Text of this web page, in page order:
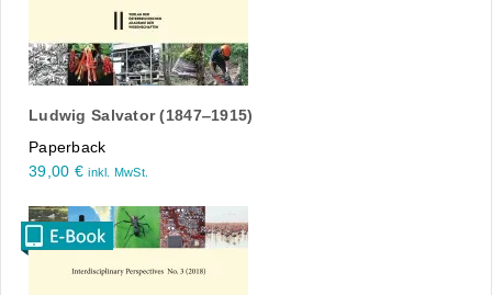
Ludwig Salvator (1847‒1915)
Paperback
39,00 € inkl. MwSt.